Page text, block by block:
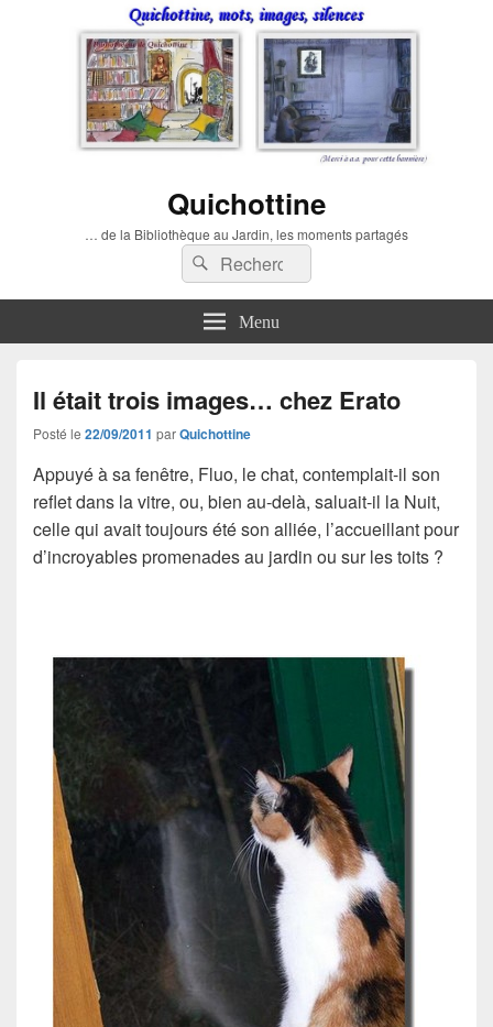
Quichottine
… de la Bibliothèque au Jardin, les moments partagés
Recherche :
Rechercher
Menu
Il était trois images… chez Erato
Posté le 22/09/2011 parQuichottine
Appuyé à sa fenêtre, Fluo, le chat, contemplait-il son
reflet dans la vitre, ou, bien au-delà, saluait-il la Nuit,
celle qui avait toujours été son alliée, l’accueillant pour
d’incroyables promenades au jardin ou sur les toits ?